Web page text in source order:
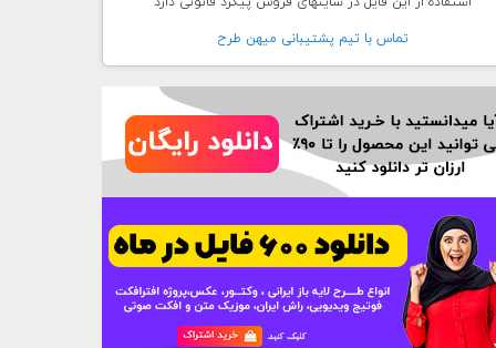
تماس با تيم پشتيبانی ميهن طرح